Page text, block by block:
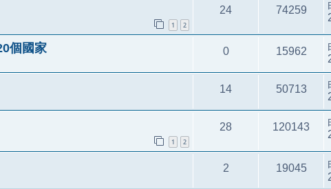
1 2
24 74259
個國家 0 15962
14 50713
1 2
28 120143
2 19045